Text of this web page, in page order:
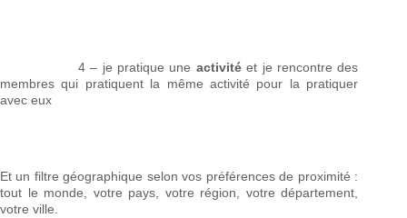
4 – je pratique une activitéet je rencontre des
membres qui pratiquent la même activité pour la pratiquer
avec eux
Et un filtre géographique selon vos préférences de proximité :
tout le monde, votre pays, votre région, votre département,
votre ville.